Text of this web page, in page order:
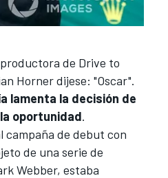
de Drive to
Horner dijese: "Oscar".
lamenta la decisión de
oportunidad.
campaña de debut con
de una serie de
Webber, estaba